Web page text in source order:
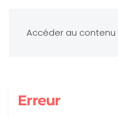
Accéder au contenu
Erreur